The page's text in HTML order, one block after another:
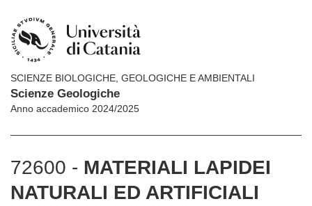
SCIENZE BIOLOGICHE, GEOLOGICHE E AMBIENTALI
Scienze Geologiche
Anno accademico 2024/2025
72600 - MATERIALI LAPIDEI
NATURALI ED ARTIFICIALI